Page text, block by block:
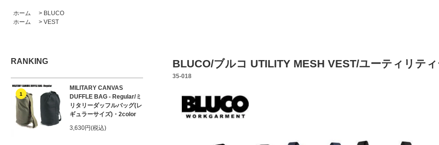
ホーム > BLUCO
ホーム
> VEST
RANKING
1
MILITARY CANVAS
DUFFLE BAG - Regular/ミ
リタリーダッフルバッグ(レ
ギュラーサイズ)・2color
3,630円(税込)
BLUCO/ブルコ UTILITY MESH VEST/ユーティリテ
35-018